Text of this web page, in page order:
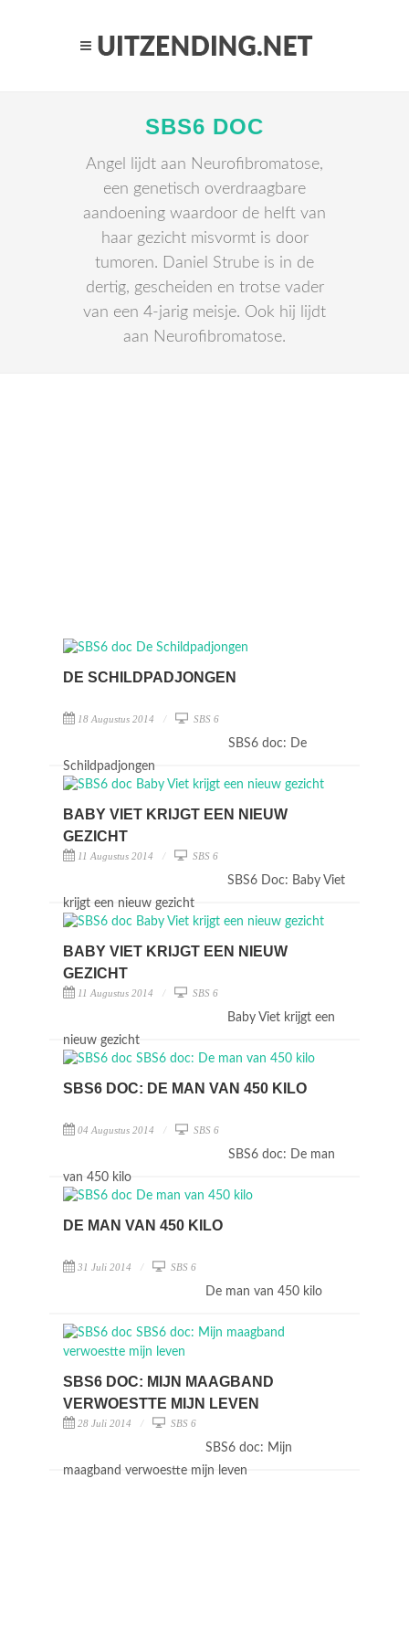
SBS6 DOC
Angel lijdt aan Neurofibromatose,
een genetisch overdraagbare
aandoening waardoor de helft van
haar gezicht misvormt is door
tumoren. Daniel Strube is in de
dertig, gescheiden en trotse vader
van een 4-jarig meisje. Ook hij lijdt
aan Neurofibromatose.
DE SCHILDPADJONGEN
18 Augustus 2014 SBS 6
SBS6 doc: De
Schildpadjongen
BABY VIET KRIJGT EEN NIEUW
GEZICHT
11 Augustus 2014 SBS 6
SBS6 Doc: Baby Viet
krijgt een nieuw gezicht
BABY VIET KRIJGT EEN NIEUW
GEZICHT
11 Augustus 2014 SBS 6
Baby Viet krijgt een
nieuw gezicht
SBS6 DOC: DE MAN VAN 450 KILO
04 Augustus 2014 SBS 6
SBS6 doc: De man
van 450 kilo
DE MAN VAN 450 KILO
31 Juli 2014 SBS 6
De man van 450 kilo
SBS6 DOC: MIJN MAAGBAND
VERWOESTTE MIJN LEVEN
28 Juli 2014 SBS 6
SBS6 doc: Mijn
maagband verwoestte mijn leven